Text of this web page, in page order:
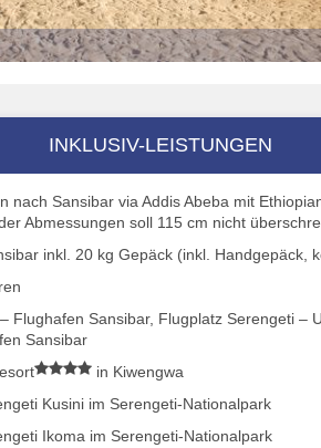
INKLUSIV-LEISTUNGEN
nach Sansibar via Addis Abeba mit
Abmessungen soll 115 cm nicht
inkl. 20 kg Gepäck (inkl. Handgepäck,
Flughafen Sansibar, Flugplatz Serengeti –
Sansibar
in Kiwengwa
Kusini im Serengeti-Nationalpark
Ikoma im Serengeti-Nationalpark